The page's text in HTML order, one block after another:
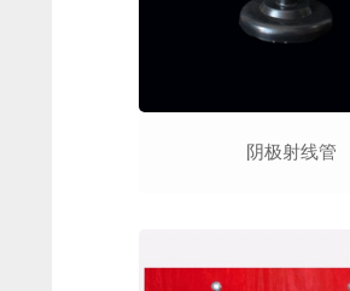
阴极射线管